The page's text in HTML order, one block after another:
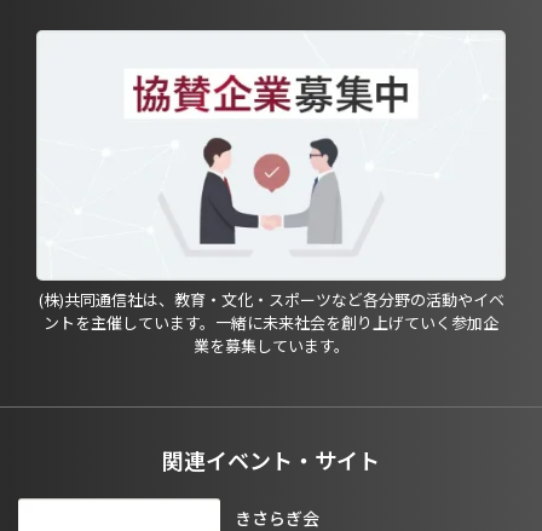
(株)共同通信社は、教育・文化・スポーツなど各分野の活動やイベ
ントを主催しています。一緒に未来社会を創り上げていく参加企
業を募集しています。
関連イベント・サイト
きさらぎ会